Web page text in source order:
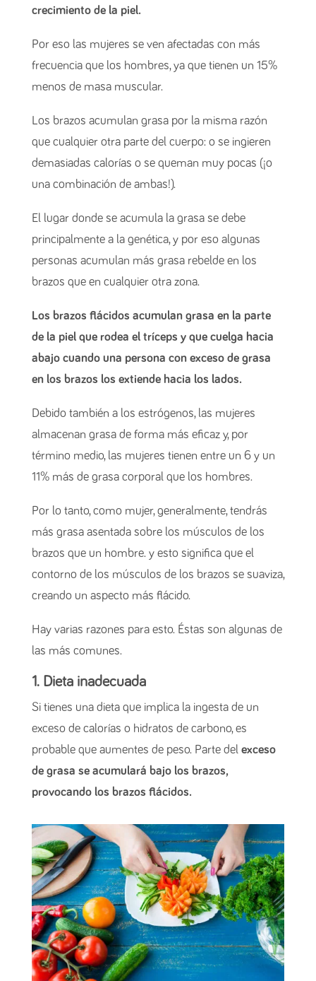
crecimiento de la piel.
Por eso las mujeres se ven afectadas con más
frecuencia que los hombres, ya que tienen un 15%
menos de masa muscular.
Los brazos acumulan grasa por la misma razón
que cualquier otra parte del cuerpo: o se ingieren
demasiadas calorías o se queman muy pocas (¡o
una combinación de ambas!).
El lugar donde se acumula la grasa se debe
principalmente a la genética, y por eso algunas
personas acumulan más grasa rebelde en los
brazos que en cualquier otra zona.
Los brazos flácidos acumulan grasa en la parte
de la piel que rodea el tríceps y que cuelga hacia
abajo cuando una persona con exceso de grasa
en los brazos los extiende hacia los lados.
Debido también a los estrógenos, las mujeres
almacenan grasa de forma más eficaz y, por
término medio, las mujeres tienen entre un 6 y un
11% más de grasa corporal que los hombres.
Por lo tanto, como mujer, generalmente, tendrás
más grasa asentada sobre los músculos de los
brazos que un hombre. y esto significa que el
contorno de los músculos de los brazos se suaviza,
creando un aspecto más flácido.
Hay varias razones para esto. Éstas son algunas de
las más comunes.
1. Dieta inadecuada
Si tienes una dieta que implica la ingesta de un
exceso de calorías o hidratos de carbono, es
probable que aumentes de peso. Parte del exceso
de grasa se acumulará bajo los brazos,
provocando los brazos flácidos.